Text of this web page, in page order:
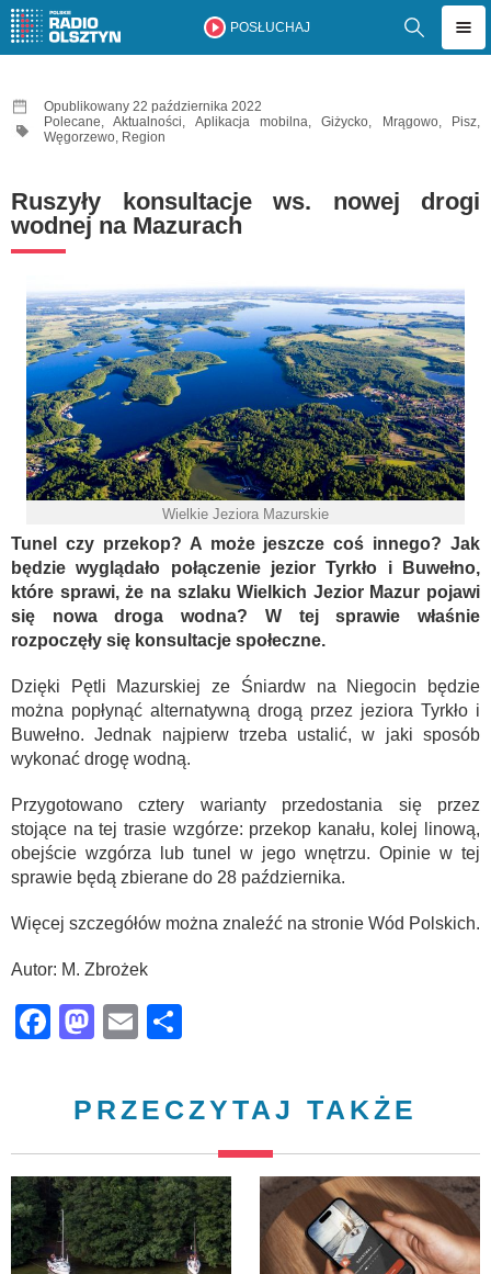
POSŁUCHAJ
Opublikowany 22 października 2022
Polecane,Aktualności, Aplikacja mobilna,Giżycko, Mrągowo, Pisz,
Węgorzewo, Region
Ruszyły konsultacje ws. nowej drogi
wodnej na Mazurach
Wielkie Jeziora Mazurskie
Tunel czy przekop? A może jeszcze coś innego? Jak
będzie wyglądało połączenie jezior Tyrkło i Buwełno,
które sprawi, że na szlaku Wielkich Jezior Mazur pojawi
się nowa droga wodna? W tej sprawie właśnie
rozpoczęły się konsultacje społeczne.
Dzięki Pętli Mazurskiej ze Śniardw na Niegocin będzie
można popłynąć alternatywną drogą przez jeziora Tyrkło i
Buwełno. Jednak najpierw trzeba ustalić, w jaki sposób
wykonać drogę wodną.
Przygotowano cztery warianty przedostania się przez
stojące na tej trasie wzgórze: przekop kanału, kolej linową,
obejście wzgórza lub tunel w jego wnętrzu. Opinie w tej
sprawie będą zbierane do 28 października.
Więcej szczegółów można znaleźć na stronie Wód Polskich.
Autor: M. Zbrożek
Facebook
Mastodon
Email
PRZECZYTAJ TAKŻE